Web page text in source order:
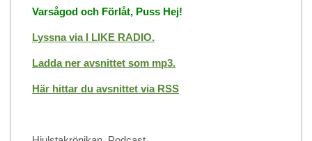
Varsågod och Förlåt, Puss Hej!
Lyssna via I LIKE RADIO.
Ladda ner avsnittet som mp3.
Här hittar du avsnittet via RSS